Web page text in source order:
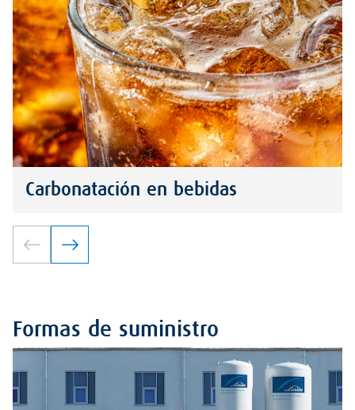
Carbonatación en bebidas
Formas de suministro